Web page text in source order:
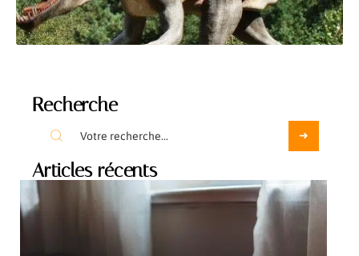
Recherche
Articles récents